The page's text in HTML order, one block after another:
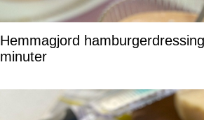
Hemmagjord
minuter